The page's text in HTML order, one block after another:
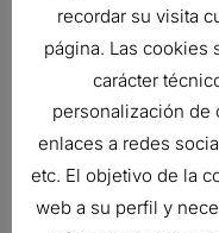
Ref:P567861
BREATHER
recordar su visita
página. Las cookies
carácter
personalización de
enlaces a redes
etc. El objetivo de la
web a su perfil y